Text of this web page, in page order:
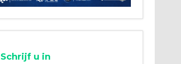
Schrijf u in